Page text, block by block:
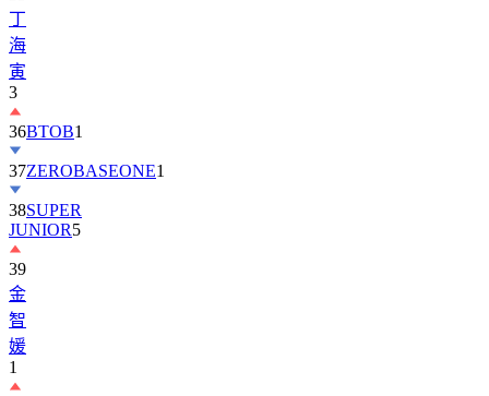
丁
海
寅
3
36BTOB1
37ZEROBASEONE1
38SUPER
JUNIOR5
39
金
智
媛
1